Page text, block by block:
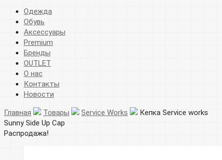
Одежда
Обувь
Аксессуары
Premium
Бренды
OUTLET
О нас
Контакты
Новости
Главная Товары Service Works
Кепка Service works
Sunny Side Up Cap
Распродажа!